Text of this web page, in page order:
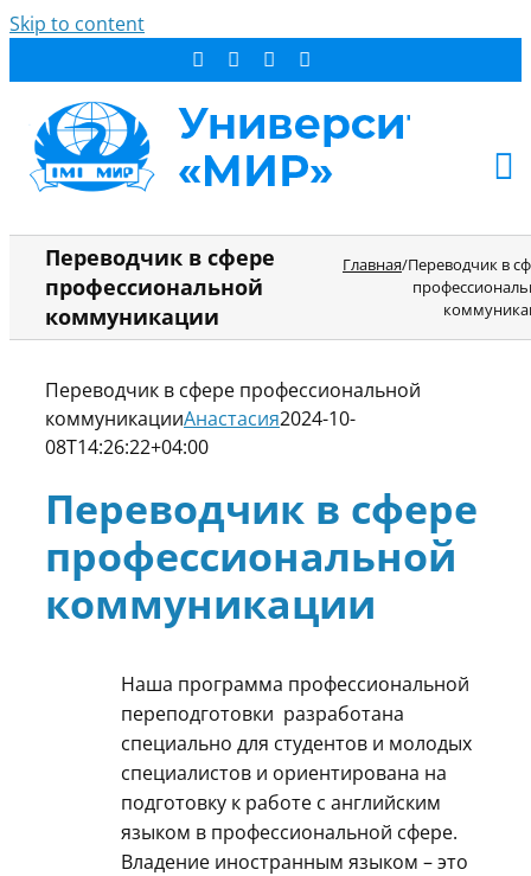
Skip to content
АБИТУРИЕНТУ
СТУДЕНТУ
ДОПОБРАЗОВАНИЕ
НОВОСТИ
КОНТАКТЫ
РЕЗУЛЬТАТ ПОИСКА:
Переводчик в сфере
профессиональной
коммуникации
Главная/Переводчик в
Переводчик в сфере профессиональной
коммуникацииАнастасия2024-10-
08T14:26:22+04:00
Переводчик в сфере
профессиональной
коммуникации
Наша программа профессиональной
переподготовки разработана
специально для студентов и молодых
специалистов и ориентирована на
подготовку к работе с английским
языком в профессиональной сфере.
Владение иностранным языком – это